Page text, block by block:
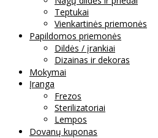
Teptukai
Vienkartinės priemonės
Papildomos priemonės
Dildės / įrankiai
Dizainas ir dekoras
Mokymai
Įranga
Frezos
Sterilizatoriai
Lempos
Dovanų kuponas